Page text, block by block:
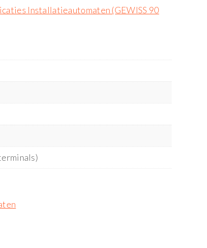
Installatieautomaten (GEWISS 90